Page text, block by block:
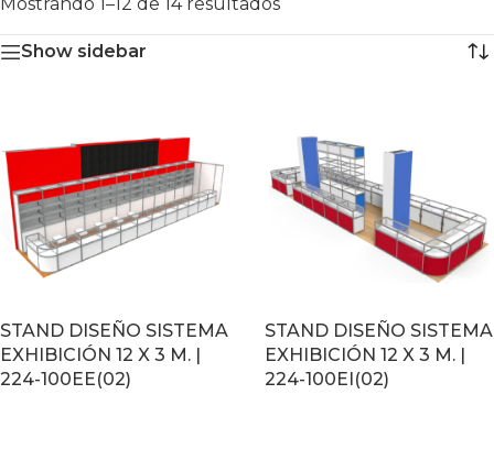
Show sidebar
STAND DISEÑO SISTEMA
EXHIBICIÓN 12 X 3 M. |
224-100EE(02)
STAND DISEÑO SISTEMA
EXHIBICIÓN 12 X 3 M. |
224-100EI(02)